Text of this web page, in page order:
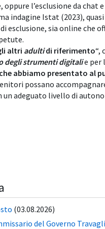
l’esclusione da chat
indagine Istat (2023),
esclusione, sia online che
altri adultidi riferimento“,
degli strumenti digitalie per
abbiamo presentato al
possano
adeguato livello di
(03.08.2026)
del Governo